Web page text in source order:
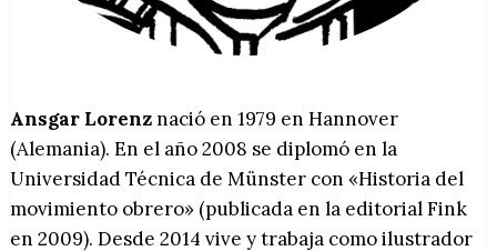
Ansgar Lorenznació en 1979 en Hannover
(Alemania). En el año 2008 se diplomó en la
Universidad Técnica de Münster con «Historia del
movimiento obrero» (publicada en la editorial Fink
en 2009). Desde 2014 vive y trabaja como ilustrador